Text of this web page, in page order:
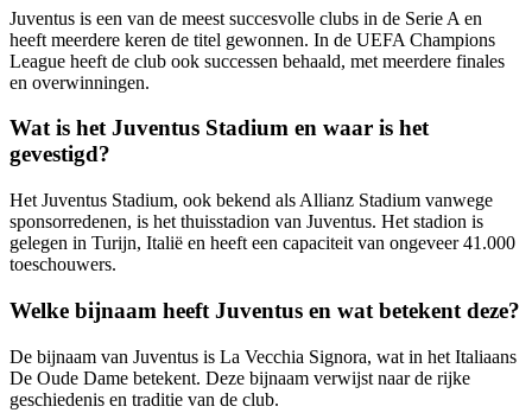
Juventus is een van de meest succesvolle clubs in de Serie A en
heeft meerdere keren de titel gewonnen. In de UEFA Champions
League heeft de club ook successen behaald, met meerdere finales
en overwinningen.
Wat is het Juventus Stadium en waar is het
gevestigd?
Het Juventus Stadium, ook bekend als Allianz Stadium vanwege
sponsorredenen, is het thuisstadion van Juventus. Het stadion is
gelegen in Turijn, Italië en heeft een capaciteit van ongeveer 41.000
toeschouwers.
Welke bijnaam heeft Juventus en wat betekent deze?
De bijnaam van Juventus is La Vecchia Signora, wat in het Italiaans
De Oude Dame betekent. Deze bijnaam verwijst naar de rijke
geschiedenis en traditie van de club.